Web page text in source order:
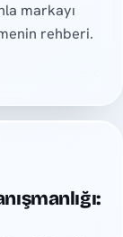
markayı
rehberi.